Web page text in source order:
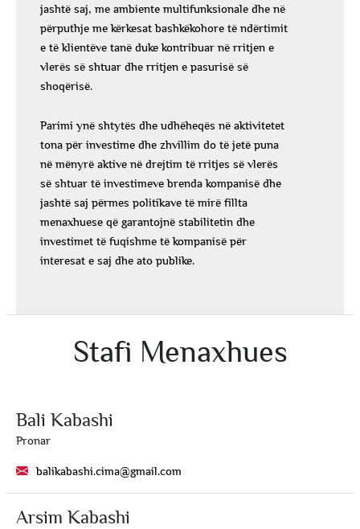
jashtë saj, me ambiente multifunksionale dhe në
përputhje me kërkesat bashkëkohore të ndërtimit
e të klientëve tanë duke kontribuar në rritjen e
vlerës së shtuar dhe rritjen e pasurisë së
shoqërisë.
Parimi ynë shtytës dhe udhëheqës në aktivitetet
tona për investime dhe zhvillim do të jetë puna
në mënyrë aktive në drejtim të rritjes së vlerës
së shtuar të investimeve brenda kompanisë dhe
jashtë saj përmes politikave të mirë fillta
menaxhuese që garantojnë stabilitetin dhe
investimet të fuqishme të kompanisë për
interesat e saj dhe ato publike.
Stafi Menaxhues
Bali Kabashi
Pronar
balikabashi.cima@gmail.com
Arsim Kabashi